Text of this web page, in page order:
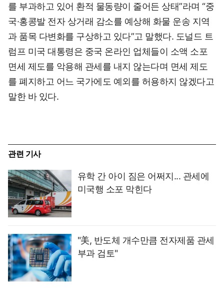
를 부과하고 있어 환적 물동량이 줄어든 상태”라며 “중
국·홍콩발 전자 상거래 감소를 예상해 화물 운송 지역
과 품목 다변화를 구상하고 있다”고 말했다. 도널드 트
럼프 미국 대통령은 중국 온라인 업체들이 소액 소포
면세 제도를 악용해 관세를 내지 않는다며 면세 제도
를 폐지하고 어느 국가에도 예외를 허용하지 않겠다고
말한 바 있다.
관련 기사
유학 간 아이 짐은 어쩌지... 관세에
미국행 소포 막힌다
"美, 반도체 개수만큼 전자제품 관세
부과 검토"